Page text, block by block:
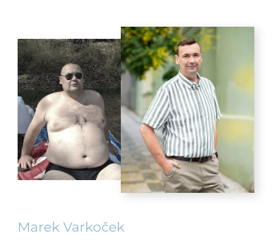
Marek Varkoček